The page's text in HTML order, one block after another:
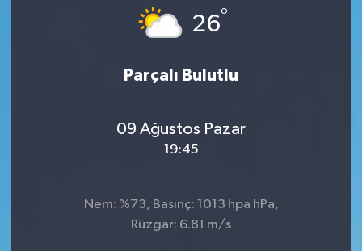
26°
Parçalı Bulutlu
09 Ağustos Pazar
19:45
Nem: %73, Basınç: 1013 hpa hPa,
Rüzgar: 6.81 m/s